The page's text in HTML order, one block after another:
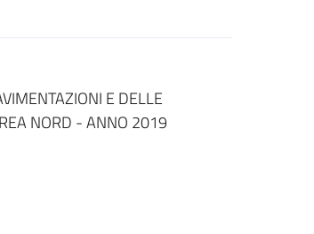
E DELLE
NORD - ANNO 2019